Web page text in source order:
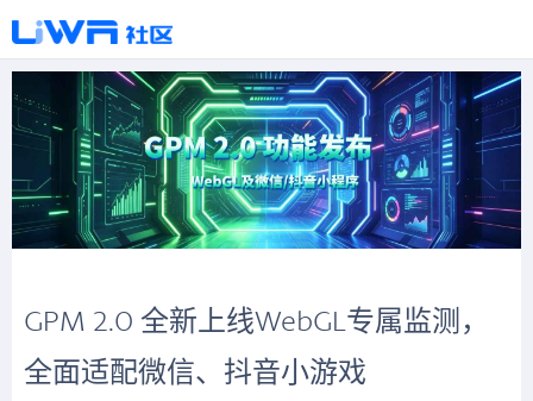
GPM 2.0 全新上线WebGL专属监测，
全面适配微信、抖音小游戏